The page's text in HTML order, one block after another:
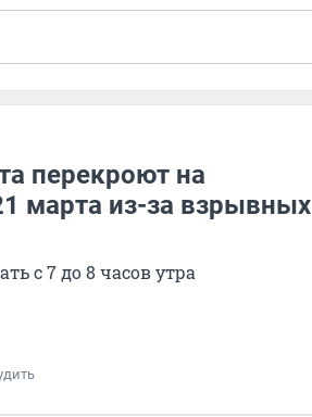
перекроют на
марта из-за взрывных
с 7 до 8 часов утра